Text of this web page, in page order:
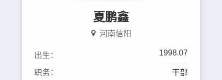
夏鹏鑫
河南信阳
出生： 1998.07
职务： 干部